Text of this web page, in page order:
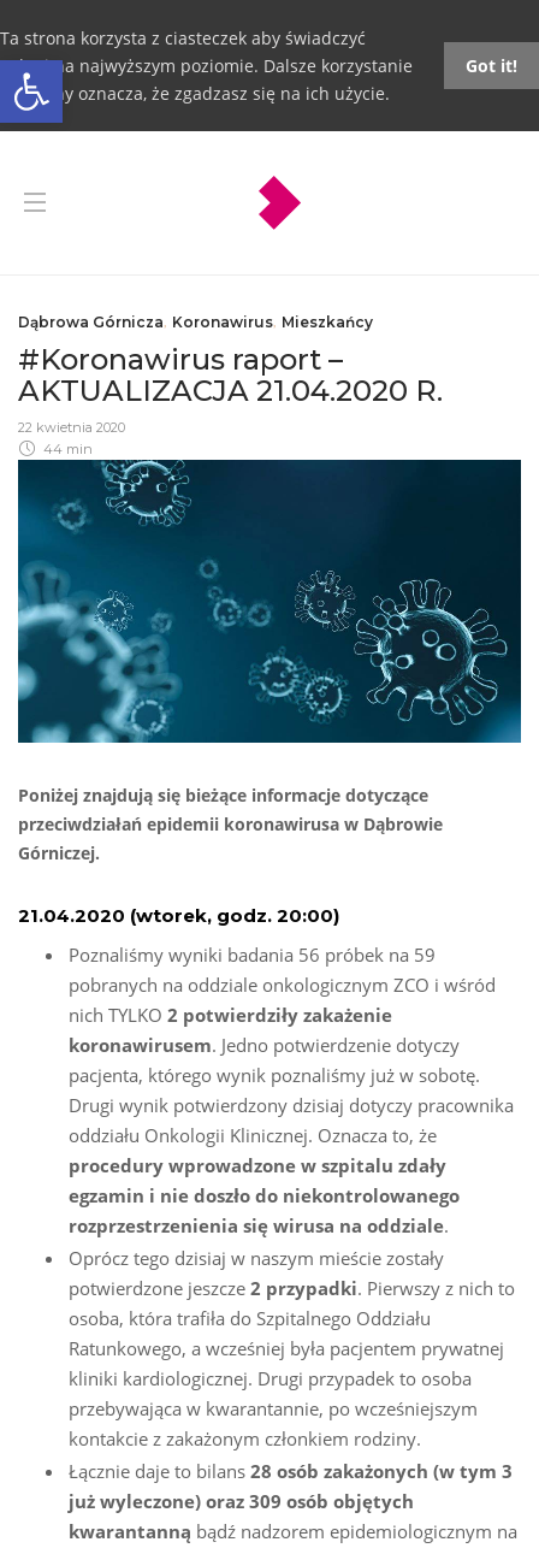
Otwórz pasek narzędzi
Ta strona korzysta z ciasteczek aby świadczyć
usługi na najwyższym poziomie. Dalsze korzystanie
ze strony oznacza, że zgadzasz się na ich użycie.
Got it!
Dąbrowa Górnicza, Koronawirus, Mieszkańcy
#Koronawirus raport –
AKTUALIZACJA 21.04.2020 R.
22 kwietnia 2020
44 min
Poniżej znajdują się bieżące informacje dotyczące
przeciwdziałań epidemii koronawirusa w Dąbrowie
Górniczej.
21.04.2020 (wtorek, godz. 20:00)
Poznaliśmy wyniki badania 56 próbek na 59
pobranych na oddziale onkologicznym ZCO i wśród
nich TYLKO 2 potwierdziły zakażenie
koronawirusem. Jedno potwierdzenie dotyczy
pacjenta, którego wynik poznaliśmy już w sobotę.
Drugi wynik potwierdzony dzisiaj dotyczy pracownika
oddziału Onkologii Klinicznej. Oznacza to, że
procedury wprowadzone w szpitalu zdały
egzamin i nie doszło do niekontrolowanego
rozprzestrzenienia się wirusa na oddziale.
Oprócz tego dzisiaj w naszym mieście zostały
potwierdzone jeszcze 2 przypadki. Pierwszy z nich to
osoba, która trafiła do Szpitalnego Oddziału
Ratunkowego, a wcześniej była pacjentem prywatnej
kliniki kardiologicznej. Drugi przypadek to osoba
przebywająca w kwarantannie, po wcześniejszym
kontakcie z zakażonym członkiem rodziny.
Łącznie daje to bilans 28 osób zakażonych (w tym 3
już wyleczone) oraz 309 osób objętych
kwarantanną bądź nadzorem epidemiologicznym na